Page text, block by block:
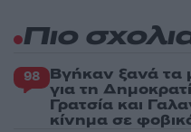
Πιο
98 Βγήκαν ξανά τα
για τη
Γρατσία και
κίνημα σε